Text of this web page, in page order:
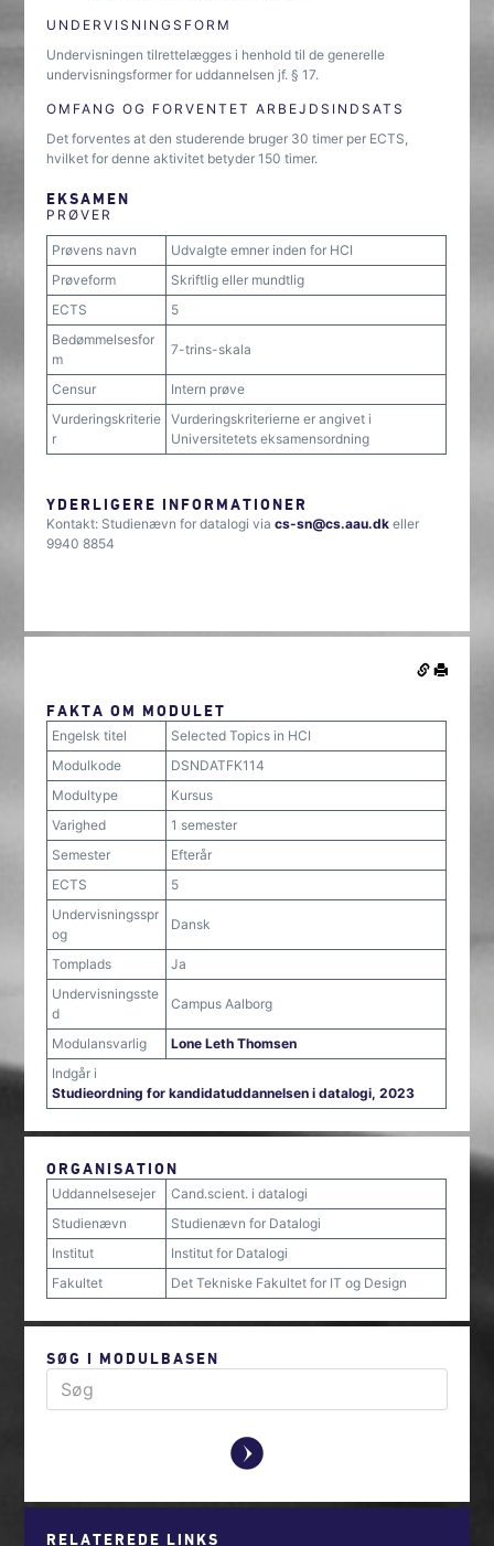
UNDERVISNINGSFORM
Undervisningen tilrettelægges i henhold til de generelle
undervisningsformer for uddannelsen jf. § 17.
OMFANG OG FORVENTET ARBEJDSINDSATS
Det forventes at den studerende bruger 30 timer per ECTS,
hvilket for denne aktivitet betyder 150 timer.
EKSAMEN
PRØVER
Prøvens navn
Udvalgte emner inden for HCI
Prøveform
Skriftlig eller mundtlig
ECTS
5
Bedømmelsesfor
m
7-trins-skala
Censur
Intern prøve
Vurderingskriterie
r
Vurderingskriterierne er angivet i
Universitetets eksamensordning
YDERLIGERE INFORMATIONER
Kontakt: Studienævn for datalogi viacs-sn@cs.aau.dk eller
9940 8854
FAKTA OM MODULET
Engelsk titel
Selected Topics in HCI
Modulkode
DSNDATFK114
Modultype
Kursus
Varighed
1 semester
Semester
Efterår
ECTS
5
Undervisningsspr
og
Dansk
Tomplads
Ja
Undervisningsste
d
Campus Aalborg
Modulansvarlig
Lone Leth Thomsen
Indgår i
Studieordning for kandidatuddannelsen i datalogi, 2023
ORGANISATION
Uddannelsesejer
Cand.scient. i datalogi
Studienævn
Studienævn for Datalogi
Institut
Institut for Datalogi
Fakultet
Det Tekniske Fakultet for IT og Design
SØG I MODULBASEN
y
RELATEREDE LINKS